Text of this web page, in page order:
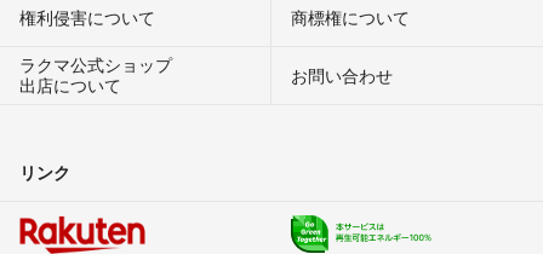
権利侵害について
商標権について
ラクマ公式ショップ
出店について
お問い合わせ
リンク